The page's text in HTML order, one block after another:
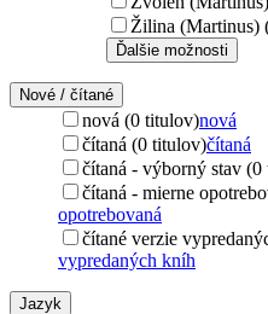
Žilina (Martinus)
Ďalšie možnosti
Nové / čítané
nová (0 titulov)nová
čítaná (0 titulov)čítaná
čítaná - výborný stav
čítaná - mierne
opotrebovaná
čítané verzie
vypredaných kníh
Jazyk